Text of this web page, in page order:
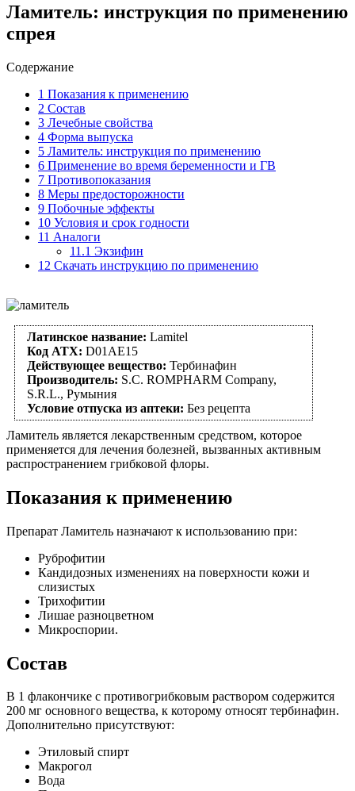
Ламитель: инструкция по применению
спрея
Содержание
1 Показания к применению
2 Состав
3 Лечебные свойства
4 Форма выпуска
5 Ламитель: инструкция по применению
6 Применение во время беременности и ГВ
7 Противопоказания
8 Меры предосторожности
9 Побочные эффекты
10 Условия и срок годности
11 Аналоги
11.1 Экзифин
12 Скачать инструкцию по применению
Латинское название: Lamitel
Код АТХ: D01AE15
Действующее вещество: Тербинафин
Производитель: S.C. ROMPHARM Company,
S.R.L., Румыния
Условие отпуска из аптеки: Без рецепта
Ламитель является лекарственным средством, которое
применяется для лечения болезней, вызванных активным
распространением грибковой флоры.
Показания к применению
Препарат Ламитель назначают к использованию при:
Руброфитии
Кандидозных изменениях на поверхности кожи и
слизистых
Трихофитии
Лишае разноцветном
Микроспории.
Состав
В 1 флакончике с противогрибковым раствором содержится
200 мг основного вещества, к которому относят тербинафин.
Дополнительно присутствуют:
Этиловый спирт
Макрогол
Вода